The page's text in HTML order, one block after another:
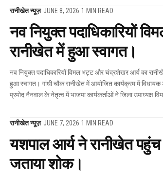
रानीखेत न्यूज़ JUNE 8, 2026 1 MIN READ
नव नियुक्त पदाधिकारियों
रानीखेत में हुआ स्वागत।
नव नियुक्त पदाधिकारियों विमल भट्ट और चंद्रशेखर आर्य का
हुआ स्वागत। गांधी चौक रानीखेत में आयोजित कार्यक्रम में विधायक
प्रमोद नैनवाल के नेतृत्व में भाजपा कार्यकर्ताओं ने जिला उपाध्यक्ष
भट्ट और चंद्रशेखर आर्य का स्वागत किया। भाजपा द्वारा विमल
रानीखेत न्यूज़ JUNE 7, 2026 1 MIN READ
यशपाल आर्य ने रानीखेत
जताया शोक।